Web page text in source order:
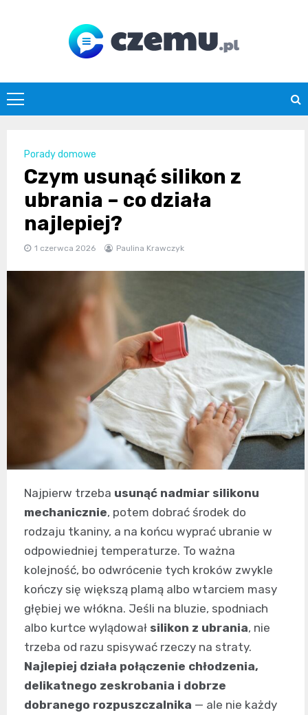
czemu.pl
Porady domowe
Czym usunąć silikon z
ubrania – co działa
najlepiej?
1 czerwca 2026 Paulina Krawczyk
Najpierw trzeba usunąć nadmiar silikonu
mechanicznie, potem dobrać środek do
rodzaju tkaniny, a na końcu wyprać ubranie w
odpowiedniej temperaturze. To ważna
kolejność, bo odwrócenie tych kroków zwykle
kończy się większą plamą albo wtarciem masy
głębiej we włókna. Jeśli na bluzie, spodniach
albo kurtce wylądował silikon z ubrania, nie
trzeba od razu spisywać rzeczy na straty.
Najlepiej działa połączenie chłodzenia,
delikatnego zeskrobania i dobrze
dobranego rozpuszczalnika — ale nie każdy